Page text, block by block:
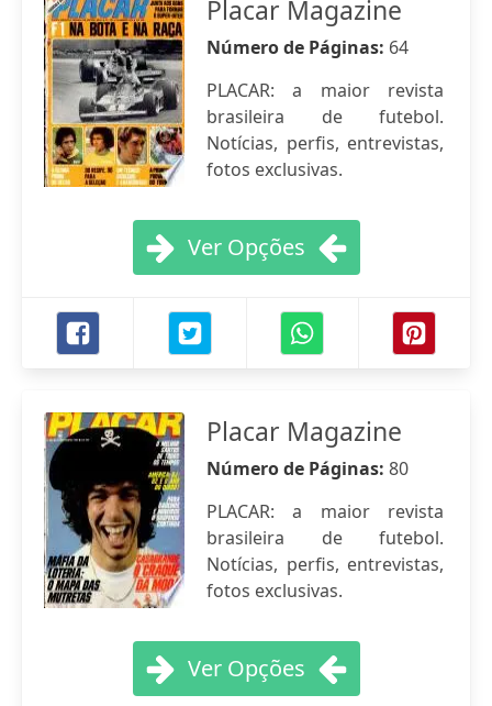
Placar Magazine
Número de Páginas: 64
PLACAR: a maior revista
brasileira de futebol.
Notícias, perfis, entrevistas,
fotos exclusivas.
Ver Opções
Placar Magazine
Número de Páginas: 80
PLACAR: a maior revista
brasileira de futebol.
Notícias, perfis, entrevistas,
fotos exclusivas.
Ver Opções